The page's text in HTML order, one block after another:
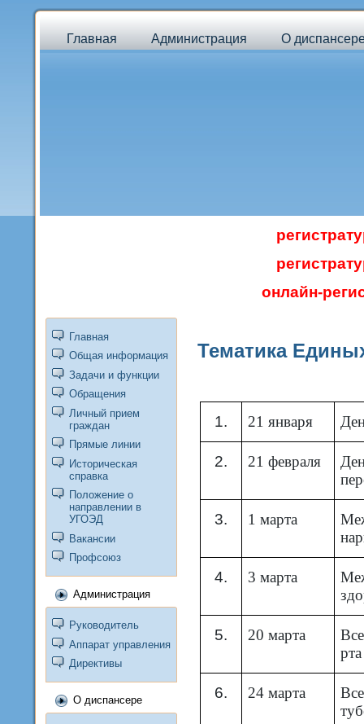
Главная Администрация О
онлайн-
Главная
Общая информация
Задачи и функции
Обращения
Личный прием
граждан
Прямые линии
Историческая
справка
Положение о
направлении в
УГОЭД
Вакансии
Профсоюз
Администрация
Руководитель
Аппарат управления
Директивы
О диспансере
Тематика
1. 21 января
2. 21 февраля
3. 1 марта
4. 3 марта
5. 20 марта
рта
6. 24 марта